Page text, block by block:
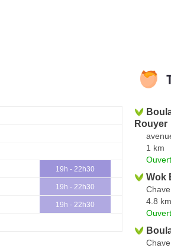
19h - 22h30
19h - 22h30
19h - 22h30
Rouyer
1 km
Wok
4.8 km